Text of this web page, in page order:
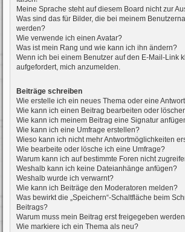
Meine Sprache steht auf diesem Board nicht zur
Was sind das für Bilder, die bei meinem
werden?
Wie verwende ich einen Avatar?
Was ist mein Rang und wie kann ich ihn ändern?
Wenn ich bei einem Benutzer auf den E-Mail-Link
aufgefordert, mich anzumelden.
Beiträge schreiben
Wie erstelle ich ein neues Thema oder eine
Wie kann ich einen Beitrag bearbeiten oder
Wie kann ich meinem Beitrag eine Signatur
Wie kann ich eine Umfrage erstellen?
Wieso kann ich nicht mehr Antwortmöglichkeiten
Wie bearbeite oder lösche ich eine Umfrage?
Warum kann ich auf bestimmte Foren nicht
Weshalb kann ich keine Dateianhänge anfügen?
Weshalb wurde ich verwarnt?
Wie kann ich Beiträge den Moderatoren melden?
Was bewirkt die „Speichern“-Schaltfläche beim
Beitrags?
Warum muss mein Beitrag erst freigegeben
Wie markiere ich ein Thema als neu?